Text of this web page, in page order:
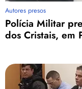
Autores presos
Polícia Militar
dos Cristais, em